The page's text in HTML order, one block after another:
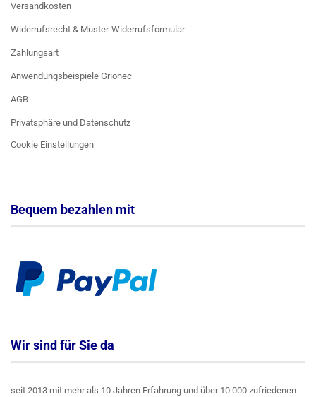
Versandkosten
Widerrufsrecht & Muster-Widerrufsformular
Zahlungsart
Anwendungsbeispiele Grionec
AGB
Privatsphäre und Datenschutz
Cookie Einstellungen
Bequem bezahlen mit
Wir sind für Sie da
seit 2013 mit mehr als 10 Jahren Erfahrung und über 10 000 zufriedenen